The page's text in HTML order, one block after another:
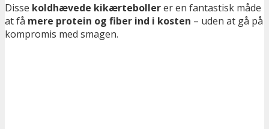
Disse koldhævede kikærtebollerer en fantastisk måde
at få mere protein og fiber ind i kosten – uden at gå på
kompromis med smagen.